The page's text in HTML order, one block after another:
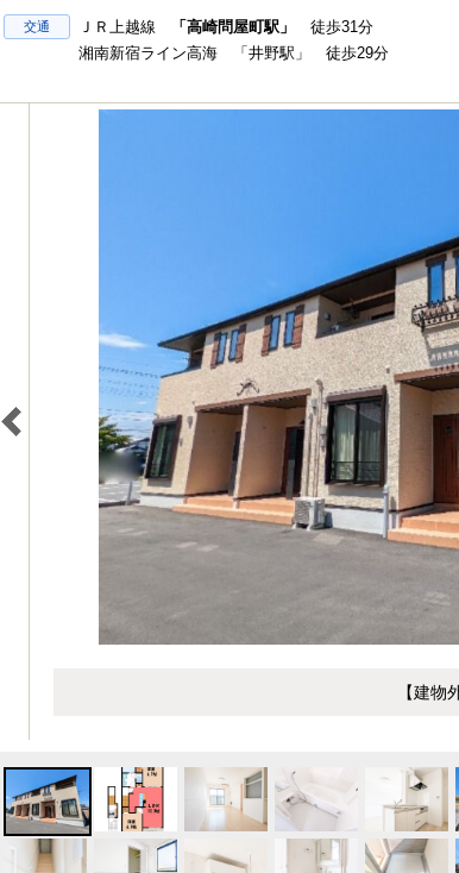
交通 ＪＲ上越線 「高崎問屋町駅」
徒歩31分
湘南新宿ライン高海 「井野駅」 徒歩29分
【建